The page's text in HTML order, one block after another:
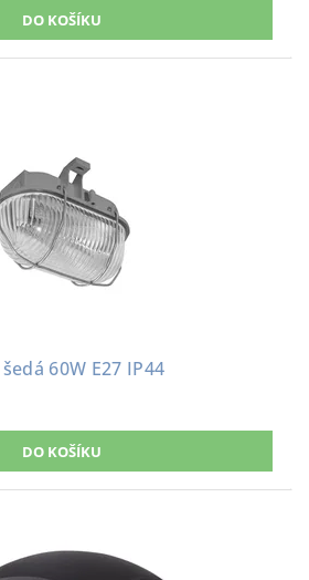
60W E27 IP44